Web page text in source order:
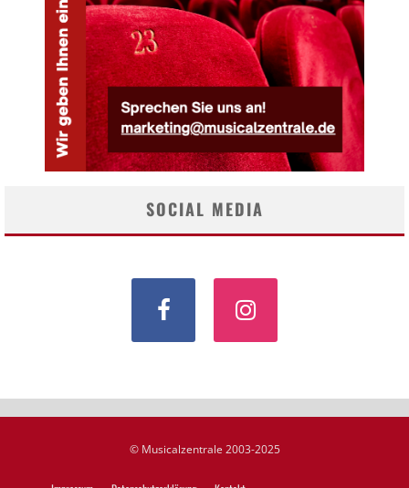
SOCIAL MEDIA
© Musicalzentrale 2003-2025